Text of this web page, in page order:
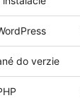
do verzie